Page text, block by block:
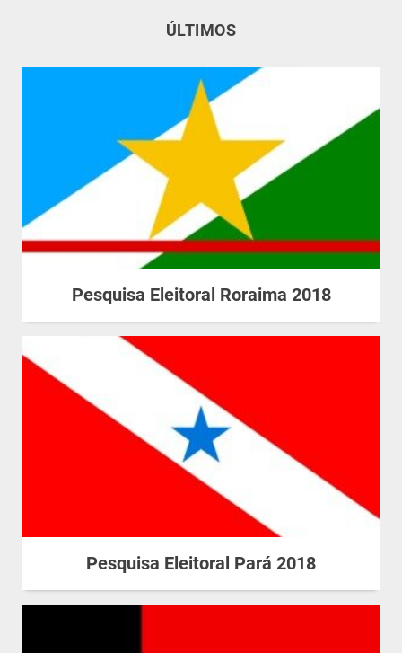
ÚLTIMOS
Pesquisa Eleitoral Roraima 2018
Pesquisa Eleitoral Pará 2018